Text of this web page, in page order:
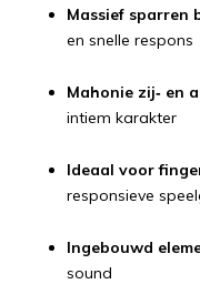
Massief sparren
en snelle respons
Mahonie zij‑ en
intiem karakter
Ideaal voor
responsieve
Ingebouwd
sound